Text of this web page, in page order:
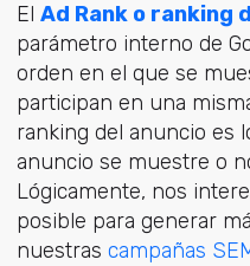
El Ad Rank o ranking
parámetro interno de
orden en el que se
participan en una
ranking del anuncio es
anuncio se muestre o
Lógicamente, nos
posible para generar
nuestras campañas